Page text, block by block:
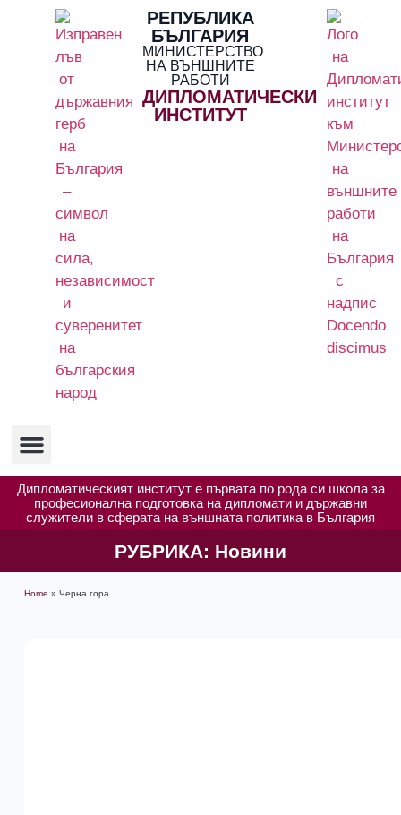
РЕПУБЛИКА
БЪЛГАРИЯ
МИНИСТЕРСТВО
НА ВЪНШНИТЕ
РАБОТИ
ДИПЛОМАТИЧЕСКИ
ИНСТИТУТ
Дипломатическият институт е първата по рода си школа за
професионална подготовка на дипломати и държавни
служители в сферата на външната политика в България
РУБРИКА: Новини
Home » Черна гора